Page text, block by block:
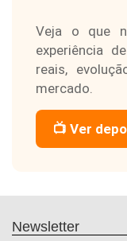
Veja o que
experiência
reais,
mercado.
📺 Ver
Newsletter